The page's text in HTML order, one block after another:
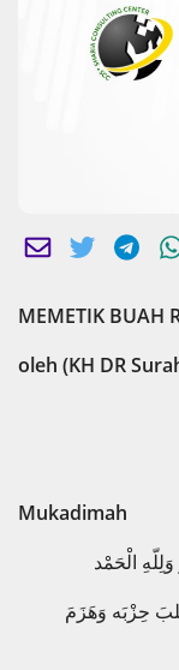
MEMETIK BUAH
oleh (KH DR
Mukadimah